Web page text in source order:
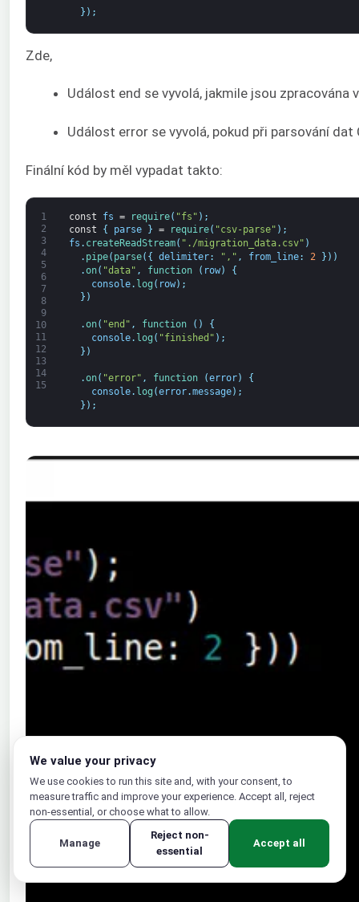
} ) ;
Zde,
Událost end se vyvolá, jakmile jsou
Událost error se vyvolá, pokud při parsování
Finální kód by měl vypadat takto:
1
2
3
4
5
6
7
8
9
10
11
12
13
14
15
const fs = require( "fs" ) ;
const
{ parse } = require( "csv-parse" ) ;
fs . createReadStream( "./migration_data.csv" )
. pipe( parse( { delimiter: "," , from_line: 2 } ) )
.on( "data" , function ( row)
{
console. log ( row) ;
} )
.on( "end" , function ( )
{
console. log ( "finished" ) ;
} )
.on( "error" , function (error)
{
console. log (error.message) ;
} ) ;
We value your privacy
We use cookies to run this site and, with your consent, to
measure traffic and improve your experience. Accept all, reject
non-essential, or choose what to allow.
Manage
Reject non-
essential
Accept all